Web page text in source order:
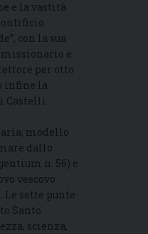
e la vastità
con la sua
e
per otto
infine la
Castelli
modello
dallo
n. 56) e
vescovo
sette punte
Santo
scienza,